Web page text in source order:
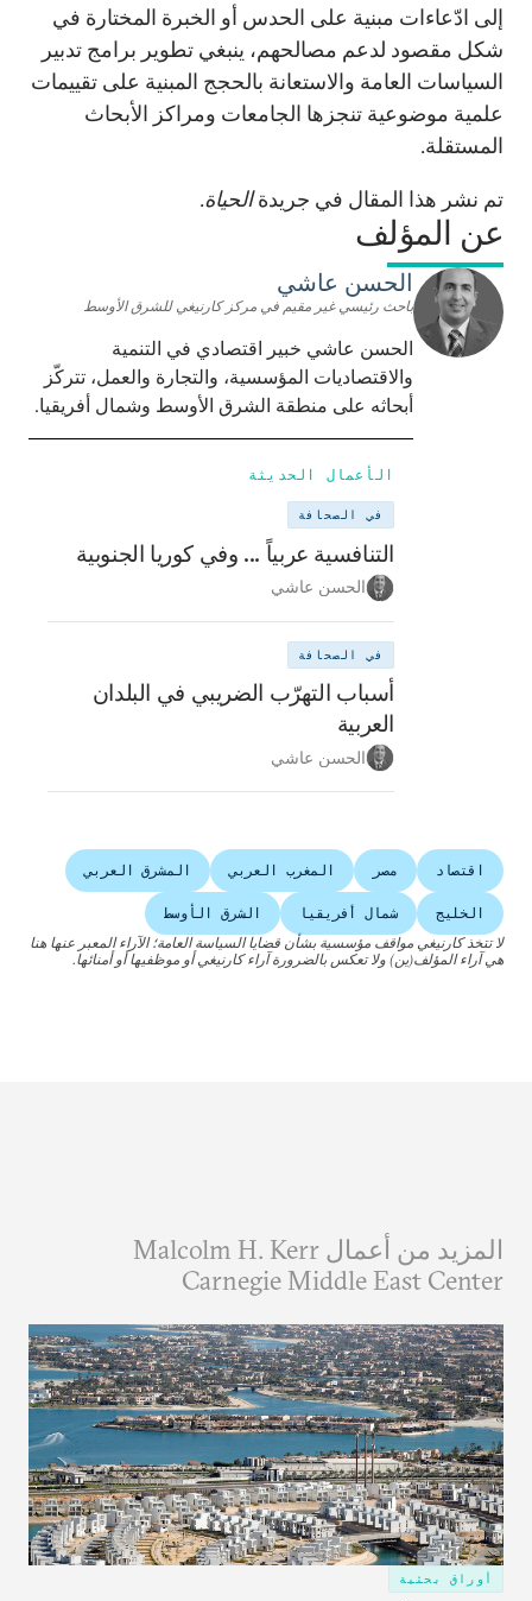
إلى ادّعاءات مبنية على الحدس أو الخبرة المختارة في
شكل مقصود لدعم مصالحهم، ينبغي تطوير برامج تدبير
السياسات العامة والاستعانة بالحجج المبنية على تقييمات
علمية موضوعية تنجزها الجامعات ومراكز الأبحاث
المستقلة.
تم نشر هذا المقال في جريدةالحياة.
عن المؤلف
الحسن عاشي
باحث رئيسي غير مقيم في مركز كارنيغي للشرق الأوسط
الحسن عاشي خبير اقتصادي في التنمية
والاقتصاديات المؤسسية، والتجارة والعمل، تتركّز
أبحاثه على منطقة الشرق الأوسط وشمال أفريقيا.
الأعمال الحديثة
في الصحافة
التنافسية عربياً ... وفي كوريا الجنوبية
الحسن عاشي
في الصحافة
أسباب التهرّب الضريبي في البلدان
العربية
الحسن عاشي
اقتصاد مصر المغرب العربي المشرق العربي
الخليج شمال أفريقيا
الشرق الأوسط
لا تتخذ كارنيغي مواقف مؤسسية بشأن قضايا السياسة العامة؛ الآراء المعبر عنها هنا
هي آراء المؤلف(ين) ولا تعكس بالضرورة آراء كارنيغي أو موظفيها أو أمنائها.
المزيد من أعمال Malcolm H. Kerr
Carnegie Middle East Center
أوراق بحثية